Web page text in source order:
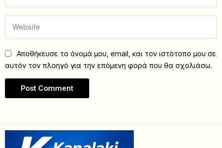
Αποθήκευσε το όνομά μου, email, και τον ιστότοπο μου σε
αυτόν τον πλοηγό για την επόμενη φορά που θα σχολιάσω.